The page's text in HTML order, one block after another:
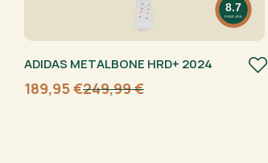
8.7
PADELFUL
ADIDAS METALBONE HRD+ 2024
249,99€
Algne
189,95€
Current